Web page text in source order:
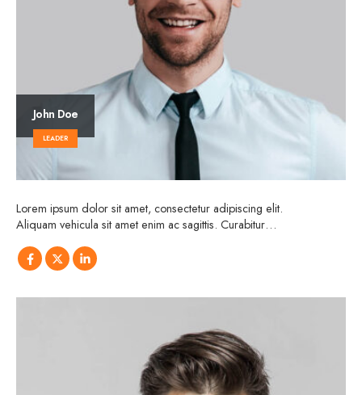
John Doe
LEADER
Lorem ipsum dolor sit amet, consectetur adipiscing elit.
Aliquam vehicula sit amet enim ac sagittis. Curabitur…